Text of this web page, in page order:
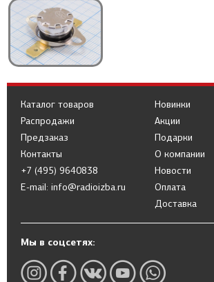
Каталог товаров
Распродажи
Предзаказ
Новинки
Акции
Подарки
Контакты
+7 (495) 9640838
E-mail: info@radioizba.ru
О компании
Новости
Оплата
Доставка
Мы в соцсетях: